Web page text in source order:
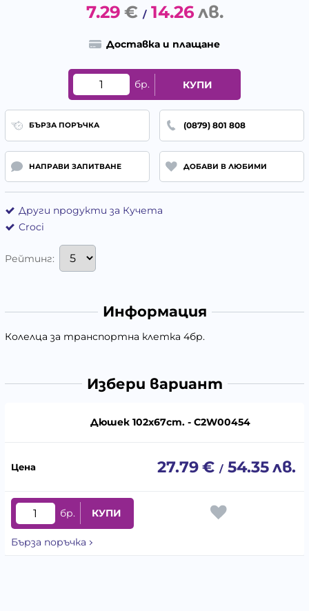
7.29 € / 14.26 лв.
Доставка и плащане
бр. КУПИ
БЪРЗА ПОРЪЧКА (0879) 801 808
НАПРАВИ ЗАПИТВАНЕ ДОБАВИ В ЛЮБИМИ
Други продукти за Кучета
Croci
Рейтинг:
Информация
Колелца за транспортна клетка 4бр.
Избери вариант
Дюшек 102х67cm. - C2W00454
27.79€ / 54.35лв.
бр. КУПИ
Бърза поръчка